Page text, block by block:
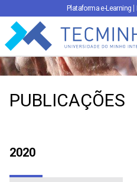
Plataforma e-Learning
TECMINHO
PUBLICAÇÕES
2020